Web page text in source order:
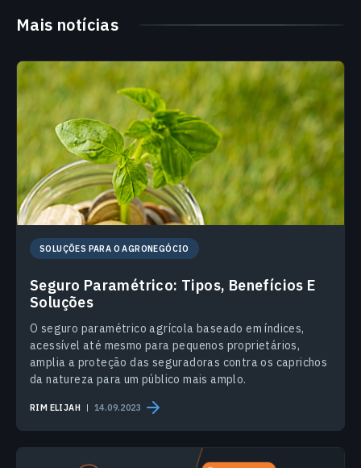
Mais notícias
SOLUÇÕES PARA O AGRONEGÓCIO
Seguro Paramétrico: Tipos, Benefícios E
Soluções
O seguro paramétrico agrícola baseado em índices,
acessível até mesmo para pequenos proprietários,
amplia a proteção das seguradoras contra os caprichos
da natureza para um público mais amplo.
RIM ELIJAH 14.09.2023